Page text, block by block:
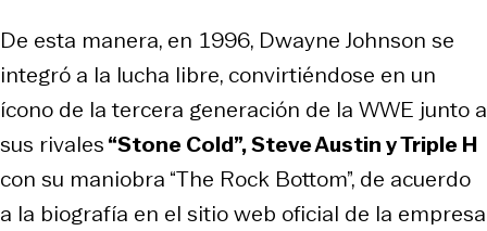
De esta manera, en 1996, Dwayne Johnson se
integró a la lucha libre, convirtiéndose en un
ícono de la tercera generación de la WWE junto a
sus rivales“Stone Cold”, Steve Austin y Triple H
con su maniobra “The Rock Bottom”, de acuerdo
a la biografía en el sitio web oficial de la empresa